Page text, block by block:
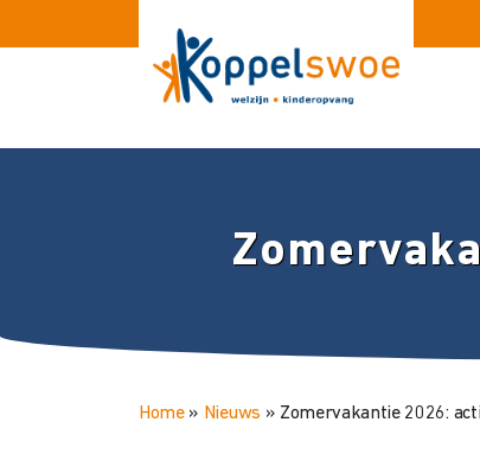
Home» Nieuws » Zomervakantie 2026: